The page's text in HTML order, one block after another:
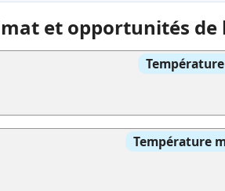
et opportunités de
Température